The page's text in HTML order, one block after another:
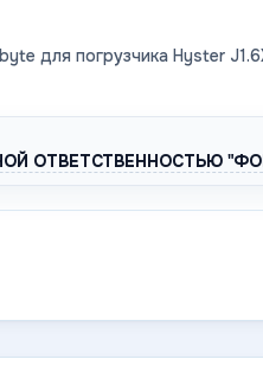
для погрузчика Hyster
ОТВЕТСТВЕННОСТЬЮ